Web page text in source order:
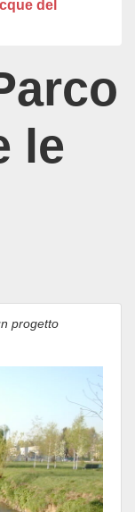
del
le
progetto